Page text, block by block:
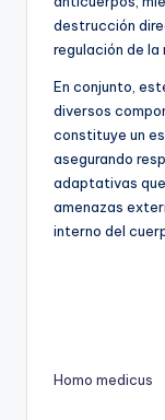
destrucción
regulación de la
En conjunto,
diversos
constituye un
asegurando
adaptativas
amenazas
interno del
Homo medicus